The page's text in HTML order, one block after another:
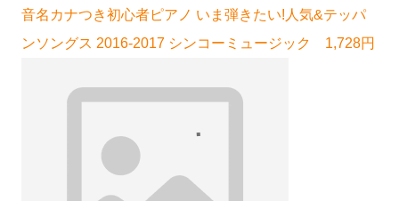
音名カナつき初心者ピアノ いま弾きたい!人気&テッパ
ンソングス 2016-2017 シンコーミュージック 1,728円